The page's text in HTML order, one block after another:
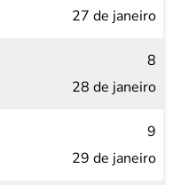
27 de janeiro
8
28 de janeiro
9
29 de janeiro